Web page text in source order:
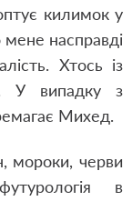
килимок у
мене насправді
Хтось із
У випадку з
Михед.
мороки, черви
в